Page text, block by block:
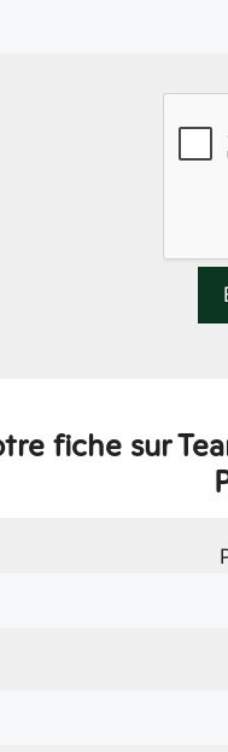
fiche sur